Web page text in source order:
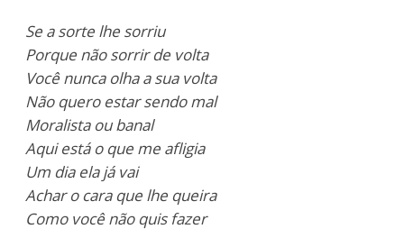
Se a sorte lhe sorriu
Porque não sorrir de volta
Você nunca olha a sua volta
Não quero estar sendo mal
Moralista ou banal
Aqui está o que me afligia
Um dia ela já vai
Achar o cara que lhe queira
Como você não quis fazer